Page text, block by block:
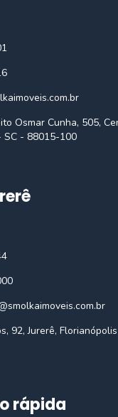
Osmar Cunha, 505,
SC - 88015-100
92, Jurerê,
rápida